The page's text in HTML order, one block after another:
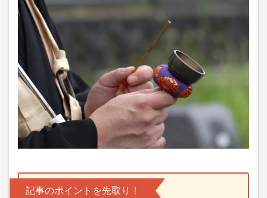
記事のポイントを先取り！